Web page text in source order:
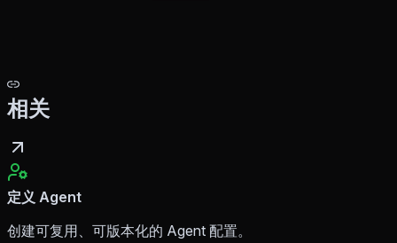
相关
定义 Agent
创建可复用、可版本化的 Agent 配置。